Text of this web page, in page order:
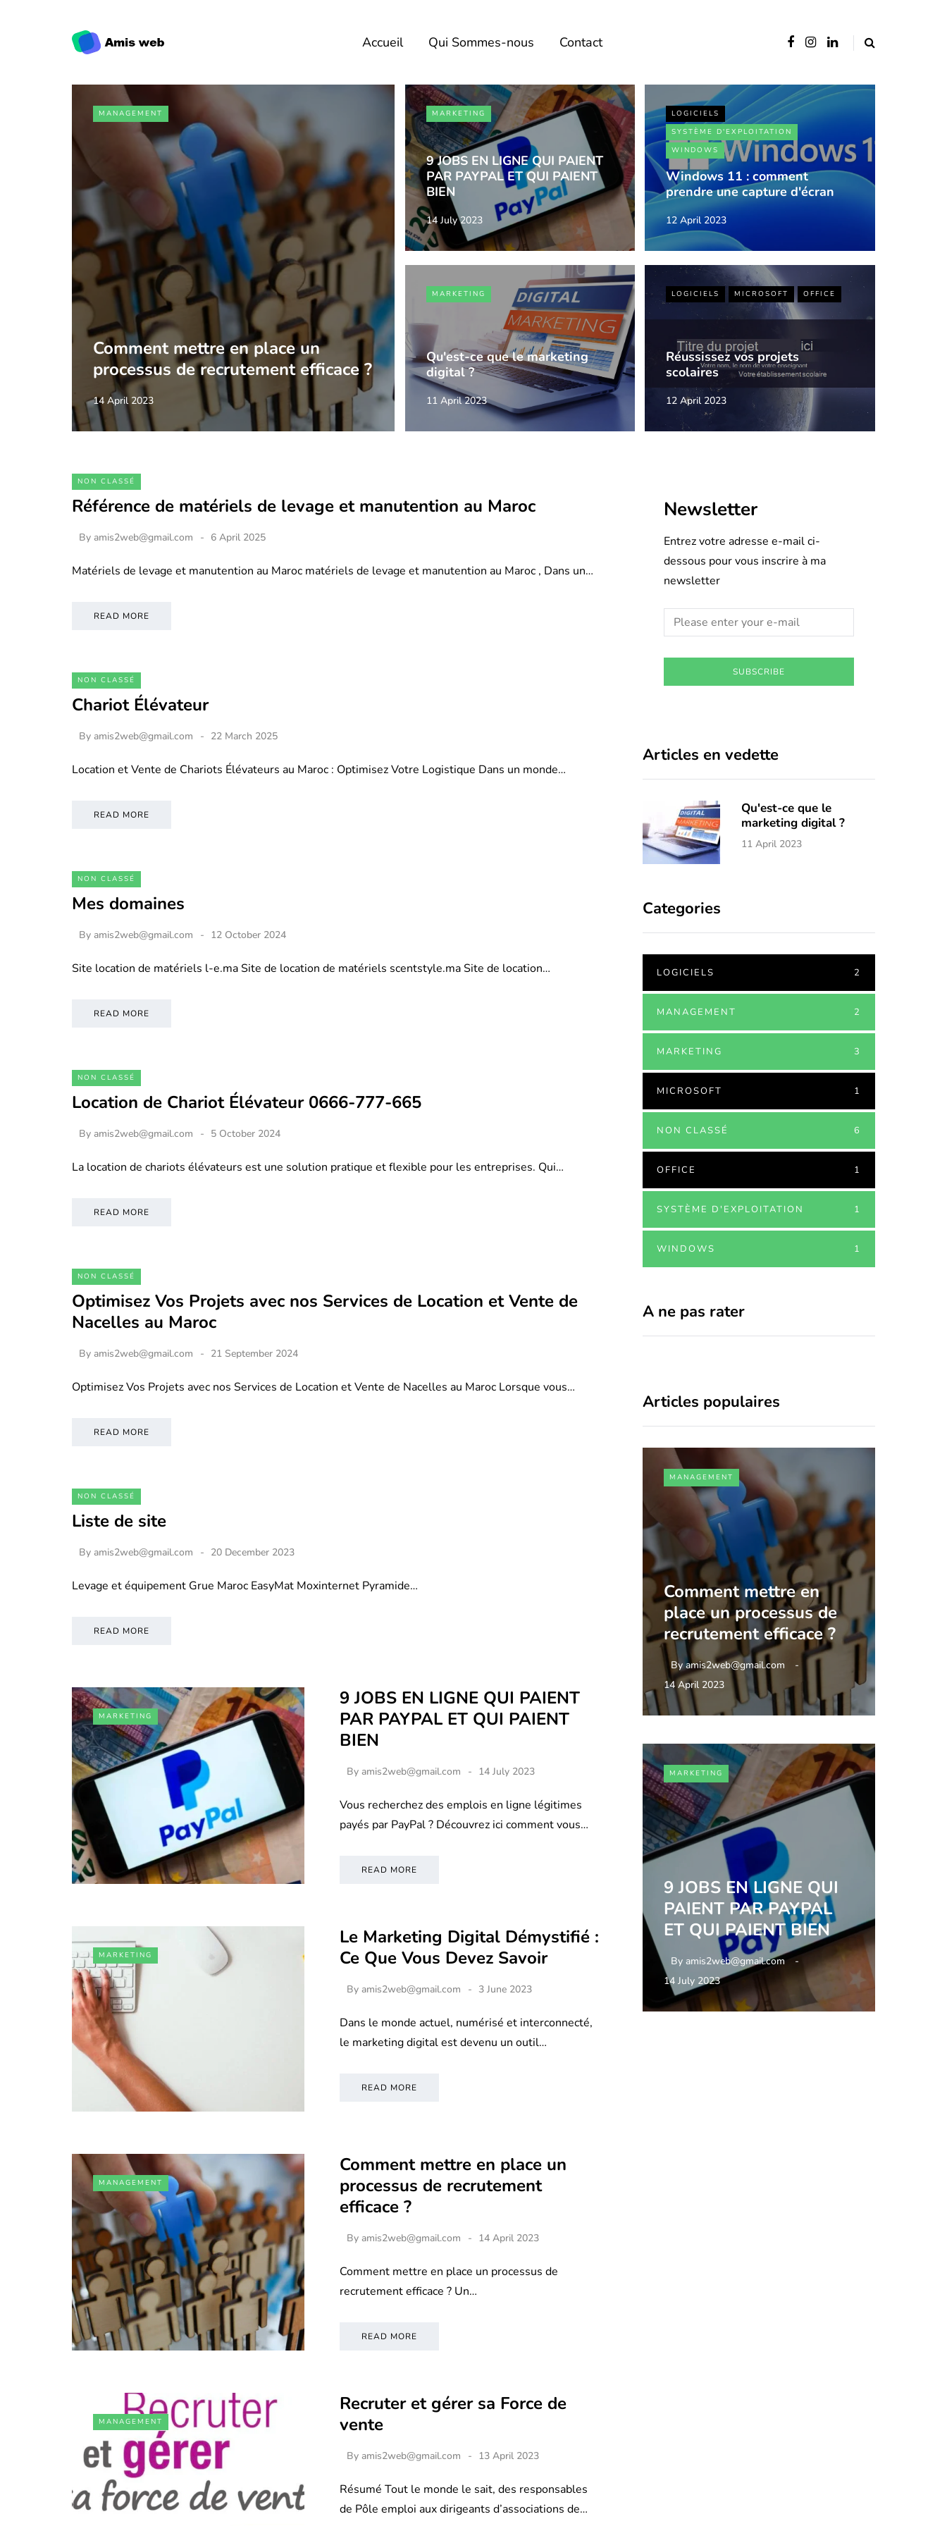
Accueil Qui Sommes-nous Contact
MANAGEMENT
Comment mettre en place un
processus de recrutement efficace ?
14 April 2023
MARKETING
9 JOBS EN LIGNE QUI PAIENT
PAR PAYPAL ET QUI PAIENT
BIEN
14 July 2023
LOGICIELS
SYSTÈME D'EXPLOITATION
WINDOWS
Windows 11 : comment
prendre une capture d'écran
12 April 2023
MARKETING
Qu'est-ce que le marketing
digital ?
11 April 2023
LOGICIELS MICROSOFT OFFICE
Réussissez vos projets
scolaires
12 April 2023
NON CLASSÉ
Référence de matériels de levage et manutention au Maroc
By amis2web@gmail.com 6 April 2025
Matériels de levage et manutention au Maroc matériels de levage et manutention au Maroc , Dans un…
READ MORE
NON CLASSÉ
Chariot Élévateur
By amis2web@gmail.com 22 March 2025
Location et Vente de Chariots Élévateurs au Maroc : Optimisez Votre Logistique Dans un monde…
READ MORE
NON CLASSÉ
Mes domaines
By amis2web@gmail.com 12 October 2024
Site location de matériels l-e.ma Site de location de matériels scentstyle.ma Site de location…
READ MORE
NON CLASSÉ
Location de Chariot Élévateur 0666-777-665
By amis2web@gmail.com 5 October 2024
La location de chariots élévateurs est une solution pratique et flexible pour les entreprises. Qui…
READ MORE
NON CLASSÉ
Optimisez Vos Projets avec nos Services de Location et Vente de
Nacelles au Maroc
By amis2web@gmail.com 21 September 2024
Optimisez Vos Projets avec nos Services de Location et Vente de Nacelles au Maroc Lorsque vous…
READ MORE
NON CLASSÉ
Liste de site
By amis2web@gmail.com 20 December 2023
Levage et équipement Grue Maroc EasyMat Moxinternet Pyramide…
READ MORE
MARKETING
9 JOBS EN LIGNE QUI PAIENT
PAR PAYPAL ET QUI PAIENT
BIEN
By amis2web@gmail.com 14 July 2023
Vous recherchez des emplois en ligne légitimes
payés par PayPal ? Découvrez ici comment vous…
READ MORE
MARKETING
Le Marketing Digital Démystifié :
Ce Que Vous Devez Savoir
By amis2web@gmail.com 3 June 2023
Dans le monde actuel, numérisé et interconnecté,
le marketing digital est devenu un outil…
READ MORE
MANAGEMENT
Comment mettre en place un
processus de recrutement
efficace ?
By amis2web@gmail.com 14 April 2023
Comment mettre en place un processus de
recrutement efficace ? Un…
READ MORE
MANAGEMENT
Recruter et gérer sa Force de
vente
By amis2web@gmail.com 13 April 2023
Résumé Tout le monde le sait, des responsables
de Pôle emploi aux dirigeants d’associations de…
Newsletter
Entrez votre adresse e-mail ci-
dessous pour vous inscrire à ma
newsletter
SUBSCRIBE
Articles en vedette
Qu'est-ce que le
marketing digital ?
11 April 2023
Categories
LOGICIELS 2
MANAGEMENT 2
MARKETING 3
MICROSOFT 1
NON CLASSÉ 6
OFFICE 1
SYSTÈME D'EXPLOITATION 1
WINDOWS 1
A ne pas rater
Articles populaires
MANAGEMENT
Comment mettre en
place un processus de
recrutement efficace ?
Byamis2web@gmail.com
14 April 2023
MARKETING
9 JOBS EN LIGNE QUI
PAIENT PAR PAYPAL
ET QUI PAIENT BIEN
By amis2web@gmail.com
14 July 2023